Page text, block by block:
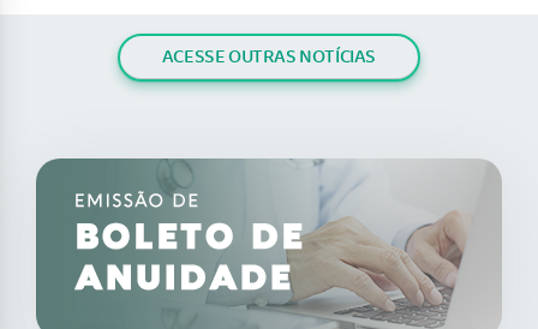
ACESSE OUTRAS NOTÍCIAS